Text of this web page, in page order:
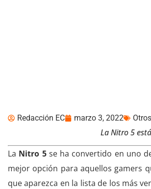
Redacción EC marzo 3, 2022 Otros
La Nitro 5
La Nitro 5se ha convertido en uno
mejor opción para aquellos gamers
que aparezca en la lista de los más